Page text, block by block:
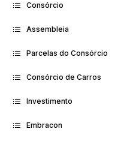
Consórcio
Assembleia
Parcelas do Consórcio
Consórcio de Carros
Investimento
Embracon